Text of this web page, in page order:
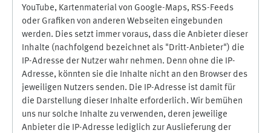
YouTube, Kartenmaterial von Google-Maps, RSS-Feeds
oder Grafiken von anderen Webseiten eingebunden
werden. Dies setzt immer voraus, dass die Anbieter dieser
Inhalte (nachfolgend bezeichnet als "Dritt-Anbieter") die
IP-Adresse der Nutzer wahr nehmen. Denn ohne die IP-
Adresse, könnten sie die Inhalte nicht an den Browser des
jeweiligen Nutzers senden. Die IP-Adresse ist damit für
die Darstellung dieser Inhalte erforderlich. Wir bemühen
uns nur solche Inhalte zu verwenden, deren jeweilige
Anbieter die IP-Adresse lediglich zur Auslieferung der